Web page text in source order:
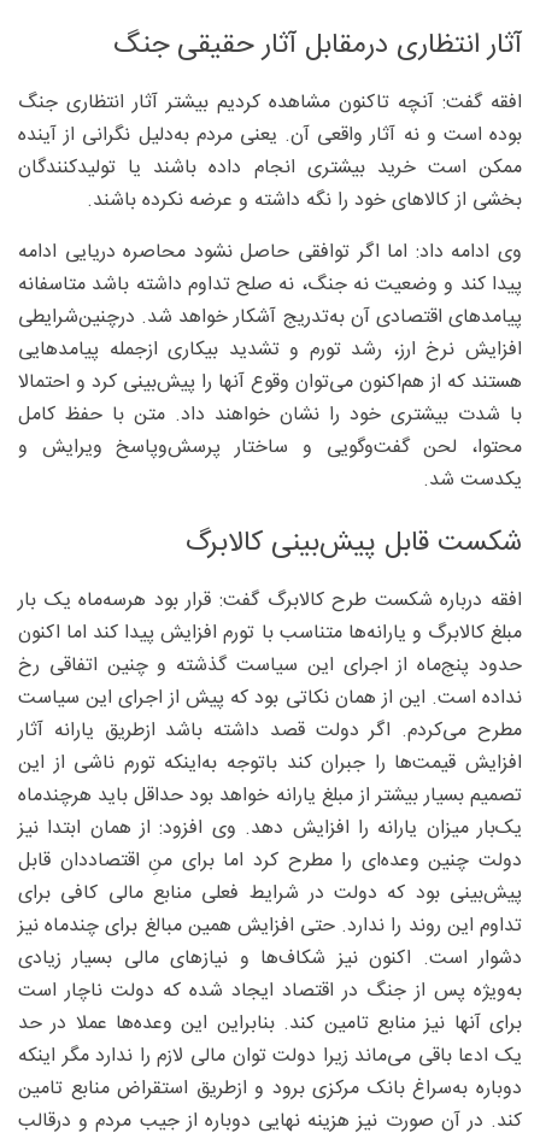
آثار انتظاری درمقابل آثار حقیقی جنگ
افقه گفت: آنچه تاکنون مشاهده کردیم بیشتر آثار انتظاری جنگ
بوده است و نه آثار واقعی آن. یعنی مردم به‌دلیل نگرانی از آینده
ممکن است خرید بیشتری انجام داده باشند یا تولیدکنندگان
بخشی از کالاهای خود را نگه داشته و عرضه نکرده باشند.
وی ادامه داد: اما اگر توافقی حاصل نشود محاصره دریایی ادامه
پیدا کند و وضعیت نه جنگ، نه صلح تداوم داشته باشد متاسفانه
پیامدهای اقتصادی آن به‌تدریج آشکار خواهد شد. درچنین‌شرایطی
افزایش نرخ ارز، رشد تورم و تشدید بیکاری ازجمله پیامدهایی
هستند که از هم‌اکنون می‌توان وقوع آنها را پیش‌بینی کرد و احتمالا
با شدت بیشتری خود را نشان خواهند داد. متن با حفظ کامل
محتوا، لحن گفت‌وگویی و ساختار پرسش‌وپاسخ ویرایش و
یکدست شد.
شکست قابل پیش‌بینی کالابرگ
افقه درباره شکست طرح کالابرگ گفت: قرار بود هرسه‌ماه یک بار
مبلغ کالابرگ و یارانه‌ها متناسب با تورم افزایش پیدا کند اما اکنون
حدود پنج‌ماه از اجرای این سیاست گذشته و چنین اتفاقی رخ
نداده است. این از همان نکاتی بود که پیش از اجرای این سیاست
مطرح می‌کردم. اگر دولت قصد داشته باشد ازطریق یارانه آثار
افزایش قیمت‌ها را جبران کند باتوجه به‌اینکه تورم ناشی از این
تصمیم بسیار بیشتر از مبلغ یارانه خواهد بود حداقل باید هرچندماه
یک‌بار میزان یارانه را افزایش دهد. وی افزود: از همان ابتدا نیز
دولت چنین وعده‌ای را مطرح کرد اما برای منِ اقتصاددان قابل
پیش‌بینی بود که دولت در شرایط فعلی منابع مالی کافی برای
تداوم این روند را ندارد. حتی افزایش همین مبالغ برای چندماه نیز
دشوار است. اکنون نیز شکاف‌ها و نیازهای مالی بسیار زیادی
به‌ویژه پس از جنگ در اقتصاد ایجاد شده که دولت ناچار است
برای آنها نیز منابع تامین کند. بنابراین این وعده‌ها عملا در حد
یک ادعا باقی می‌ماند زیرا دولت توان مالی لازم را ندارد مگر اینکه
دوباره به‌سراغ بانک مرکزی برود و ازطریق استقراض منابع تامین
کند. در آن صورت نیز هزینه نهایی دوباره از جیب مردم و درقالب